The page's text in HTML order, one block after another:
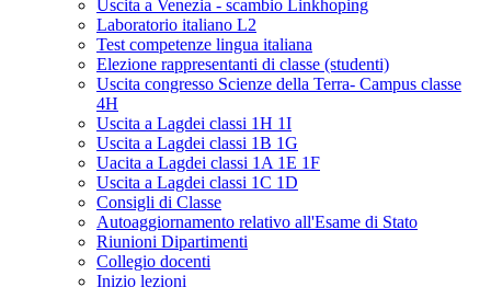
Uscita a Venezia - scambio Linkhoping
Laboratorio italiano L2
Test competenze lingua italiana
Elezione rappresentanti di classe (studenti)
Uscita congresso Scienze della Terra- Campus classe
4H
Uscita a Lagdei classi 1H 1I
Uscita a Lagdei classi 1B 1G
Uacita a Lagdei classi 1A 1E 1F
Uscita a Lagdei classi 1C 1D
Consigli di Classe
Autoaggiornamento relativo all'Esame di Stato
Riunioni Dipartimenti
Collegio docenti
Inizio lezioni